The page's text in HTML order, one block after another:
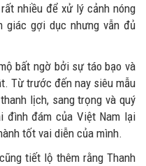
nhiều để xử lý cảnh nóng
giác gợi dục nhưng vẫn đủ
bất ngờ bởi sự táo bạo và
Từ trước đến nay siêu mẫu
lịch, sang trọng và quý
đình đám của Việt Nam lại
tốt vai diễn của mình.
tiết lộ thêm rằng Thanh